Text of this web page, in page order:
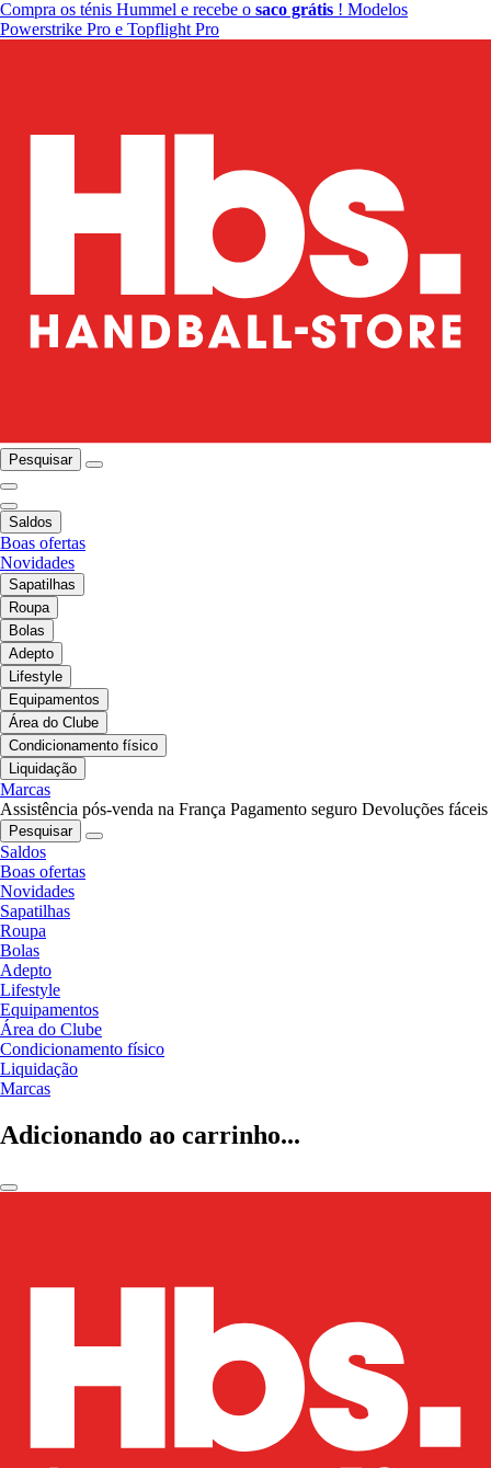
Compra os ténis Hummel e recebe o saco grátis ! Modelos
Powerstrike Pro e Topflight Pro
Pesquisar
Saldos
Boas ofertas
Novidades
Sapatilhas
Roupa
Bolas
Adepto
Lifestyle
Equipamentos
Área do Clube
Condicionamento físico
Liquidação
Marcas
Assistência pós-venda na França Pagamento seguro Devoluções fáceis
Pesquisar
Saldos
Boas ofertas
Novidades
Sapatilhas
Roupa
Bolas
Adepto
Lifestyle
Equipamentos
Área do Clube
Condicionamento físico
Liquidação
Marcas
Adicionando ao carrinho...